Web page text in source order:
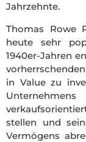
Jahrzehnte.
Thomas Rowe
heute sehr
1940er-Jahren
in Value zu
stellen und
Vermögens